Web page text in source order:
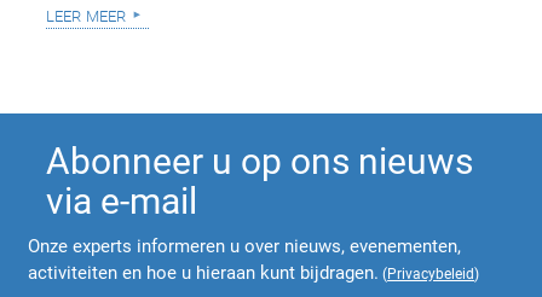
leer meer
Abonneer u op ons nieuws
via e-mail
Onze experts informeren u over nieuws, evenementen,
activiteiten en hoe u hieraan kunt bijdragen. (Privacybeleid)